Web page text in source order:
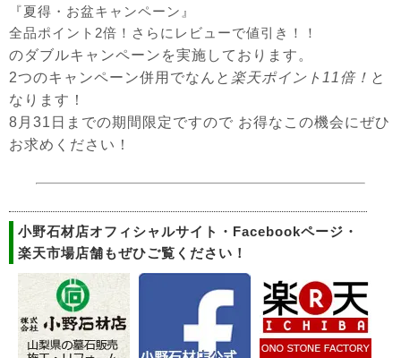
『夏得・お盆キャンペーン』
全品ポイント2倍！さらにレビューで値引き！！
のダブルキャンペーンを実施しております。
2つのキャンペーン併用でなんと 楽天ポイント11倍！ と
なります！
8月31日までの期間限定ですので お得なこの機会にぜひ
お求めください！
小野石材店オフィシャルサイト・Facebookページ・
楽天市場店舗もぜひご覧ください！